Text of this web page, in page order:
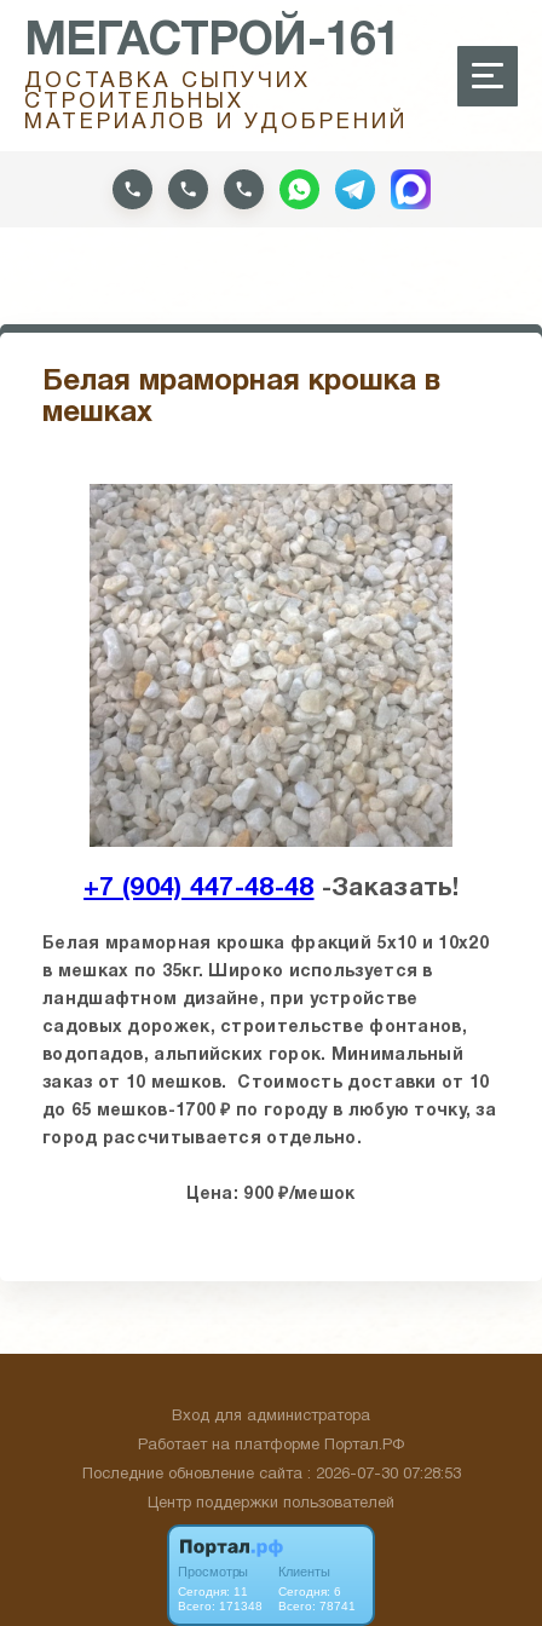
МЕГАСТРОЙ-161
ДОСТАВКА СЫПУЧИХ
СТРОИТЕЛЬНЫХ
МАТЕРИАЛОВ И УДОБРЕНИЙ
Белая мраморная крошка в
мешках
+7 (904) 447-48-48 -Заказать!
Белая мраморная крошка фракций 5х10 и 10х20
в мешках по 35кг. Широко используется в
ландшафтном дизайне, при устройстве
садовых дорожек, строительстве фонтанов,
водопадов, альпийских горок.
Минимальный
заказ от 10 мешков. Стоимость доставки от 10
до 65 мешков-1700 ₽ по городу в любую точку, за
город рассчитывается отдельно.
Цена: 900 ₽/мешок
Вход для администратора
Работает на платформе
Портал.РФ
Последние обновление сайта : 2026-07-30 07:28:53
Центр поддержки пользователей